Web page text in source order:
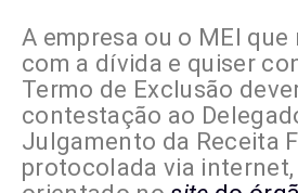
A empresa ou o MEI
com a dívida e quiser
Termo de Exclusão
contestação ao
Julgamento da Receita
protocolada via